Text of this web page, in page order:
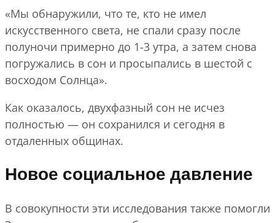
«Мы обнаружили, что те, кто не имел
искусственного света, не спали сразу после
полуночи примерно до 1-3 утра, а затем снова
погружались в сон и просыпались в шестой с
восходом Солнца».
Как оказалось, двухфазный сон не исчез
полностью — он сохранился и сегодня в
отдаленных общинах.
Новое социальное давление
В совокупности эти исследования также помогли